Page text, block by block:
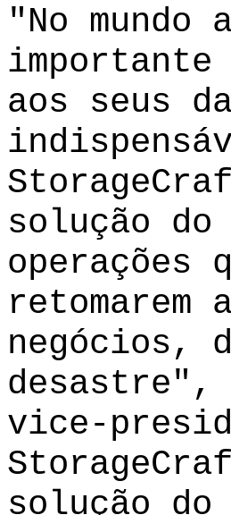
"No
importante
aos seus
solução
operações
negócios,
desastre",
vice-
solução